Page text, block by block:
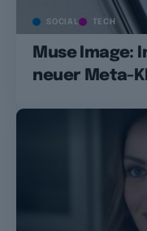
SOCIAL TECH
Muse Image:
neuer Meta-